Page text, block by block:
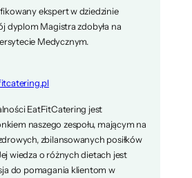
ekspert w dziedzinie
dyplom Magistra zdobyła na
Medycznym.
EatFitCatering jest
naszego zespołu, mającym na
zbilansowanych posiłków
wiedza o różnych dietach jest
do pomagania klientom w